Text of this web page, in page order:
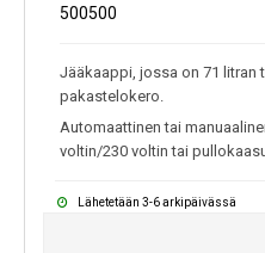
500500
Jääkaappi, jossa on 71 litran
pakastelokero.
Automaattinen tai
voltin/230 voltin tai
Lähetetään 3-6 arkipäivässä